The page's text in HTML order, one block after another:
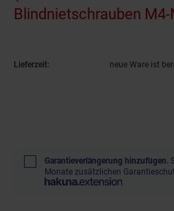
Blindnietschrauben M4-
Lieferzeit: neue Ware ist
Garantieverlängerung hinzufügen.
Monate zusätzlichen